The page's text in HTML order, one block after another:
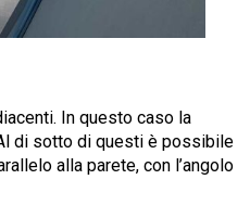
In questo caso la
di sotto di questi è possibile
alla parete, con l’angolo